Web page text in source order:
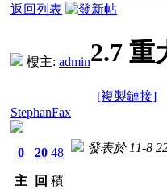
返回列表
樓主: admin2.7 重
[複製鏈接]
StephanFax
0
主
20
回
48
積
發表於 11-8